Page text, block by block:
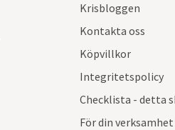
Krisbloggen
Kontakta oss
Köpvillkor
Integritetspolicy
Checklista - detta
För din verksamhet